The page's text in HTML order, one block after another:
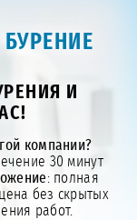
И
компании?
30 минут
: полная
без скрытых
работ.